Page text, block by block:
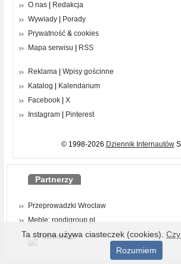
O nas
Redakcja
Wywiady
Porady
Prywatność & cookies
Mapa serwisu
RSS
Reklama
Wpisy gościnne
Katalog
Kalendarium
Facebook
X
Instagram
Pinterest
© 1998-2026 Dziennik Internautów
Partnerzy
Przeprowadzki Wrocław
Meble: rondigroup.pl
Ta strona używa ciasteczek (cookies).
Rozumiem